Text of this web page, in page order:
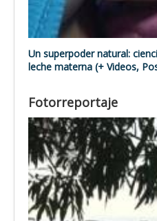
Un superpoder natural:
leche materna (+ Videos,
Fotorreportaje